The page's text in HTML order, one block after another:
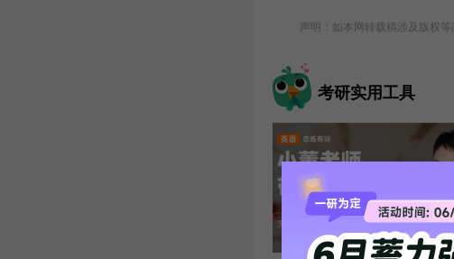
声明：如本网转载稿涉及版权
考研实用工具